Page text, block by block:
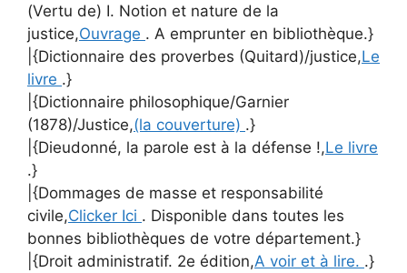
(Vertu de) I. Notion et nature de la
justice,Ouvrage . A emprunter en bibliothèque.}
|{Dictionnaire des proverbes (Quitard)/justice,Le
livre .}
|{Dictionnaire philosophique/Garnier
(1878)/Justice,(la couverture) .}
|{Dieudonné, la parole est à la défense !,Le livre
.}
|{Dommages de masse et responsabilité
civile,Clicker Ici . Disponible dans toutes les
bonnes bibliothèques de votre département.}
|{Droit administratif. 2e édition,A voir et à lire. .}